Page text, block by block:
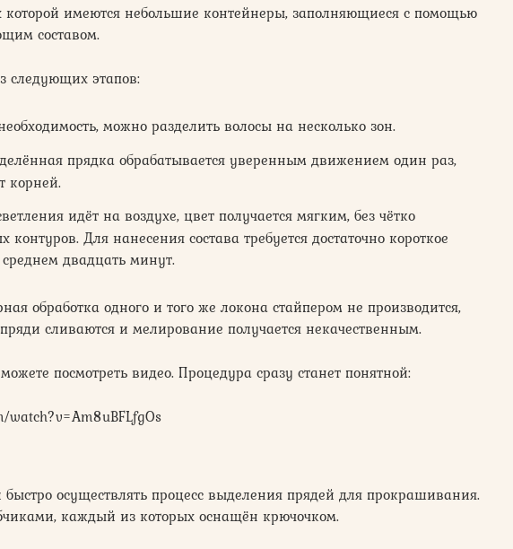
которой имеются небольшие контейнеры, заполняющиеся с помощью
составом.
следующих этапов:
можно разделить волосы на несколько зон.
прядка обрабатывается уверенным движением один раз,
корней.
идёт на воздухе, цвет получается мягким, без чётко
контуров. Для нанесения состава требуется достаточно короткое
двадцать минут.
обработка одного и того же локона стайпером не производится,
сливаются и мелирование получается некачественным.
посмотреть видео. Процедура сразу станет понятной:
watch?v=Am8uBFLfgOs
быстро осуществлять процесс выделения прядей для прокрашивания.
каждый из которых оснащён крючочком.